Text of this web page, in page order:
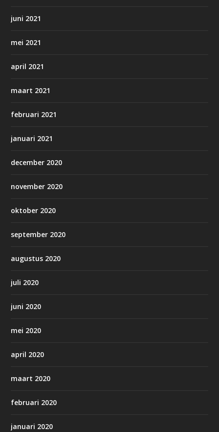
juni 2021
mei 2021
april 2021
maart 2021
februari 2021
januari 2021
december 2020
november 2020
oktober 2020
september 2020
augustus 2020
juli 2020
juni 2020
mei 2020
april 2020
maart 2020
februari 2020
januari 2020